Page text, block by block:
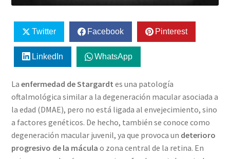
Twitter Facebook Pinterest
LinkedIn WhatsApp
Laenfermedad de Stargardt es una patología
oftalmológica similar a la degeneración macular asociada a
la edad (DMAE), pero no está ligada al envejecimiento, sino
a factores genéticos. De hecho, también se conoce como
degeneración macular juvenil, ya que provoca un deterioro
progresivo de la mácula o zona central de la retina. En